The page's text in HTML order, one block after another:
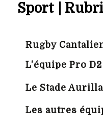
Sport |
Rugby
L'équipe Pro D2
Le Stade
Les autres